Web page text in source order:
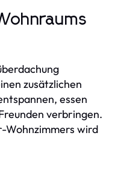
zusätzlichen
essen
verbringen.
Wohnzimmers wird